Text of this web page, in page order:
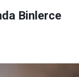
Binlerce